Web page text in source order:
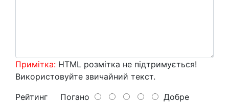
Примітка: HTML розмітка не підтримується!
Використовуйте звичайний текст.
Рейтинг Погано Добре